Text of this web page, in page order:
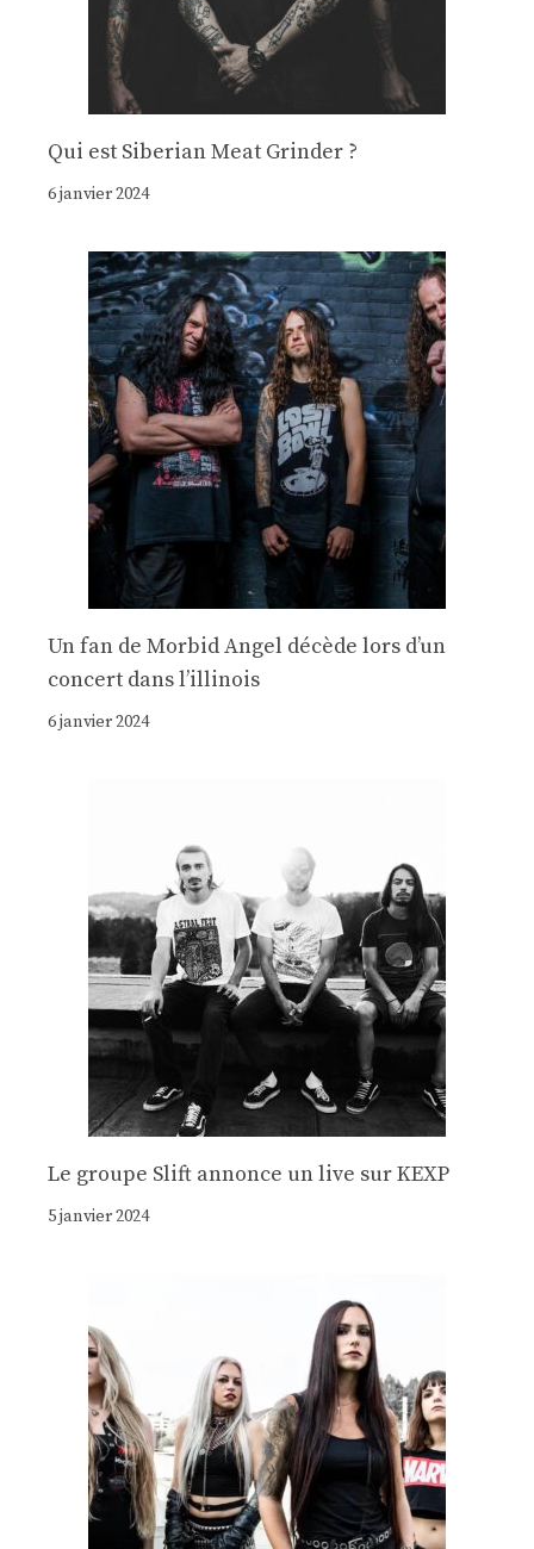
Qui est Siberian Meat Grinder ?
6 janvier 2024
Un fan de Morbid Angel décède lors d’un
concert dans l’illinois
6 janvier 2024
Le groupe Slift annonce un live sur KEXP
5 janvier 2024